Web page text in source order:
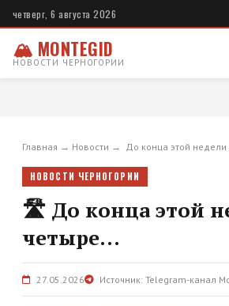
четверг, 6 августа 2026
🏔 MONTEGID
НОВОСТИ ЧЕРНОГОРИИ
Главная → Новости → До конца этой
НОВОСТИ ЧЕРНОГОРИИ
🛣️ До конца этой
четыре...
27.05.2026 Источник: Telegram-канал